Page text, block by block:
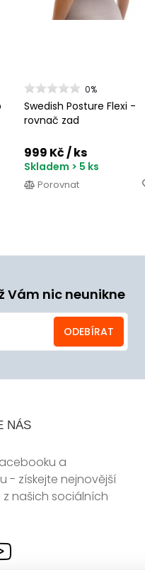
0%
Swedish Posture Flexi -
rovnač zad
999 Kč/ ks
Skladem > 5 ks
Porovnat
Vám nic neunikne
ODEBÍRAT
NÁS
a
- získejte nejnovější
našich sociálních